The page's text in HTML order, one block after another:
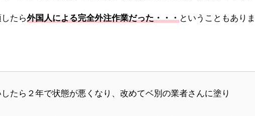
たら外国人による完全外注作業だった・・・ということもありま
たら２年で状態が悪くなり、改めてベ別の業者さんに塗り